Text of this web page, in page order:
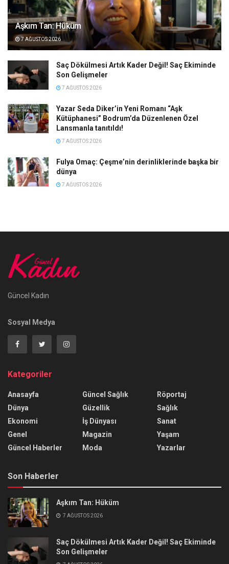
Aşkım Tan: Hüküm
7 AĞUSTOS 2026
Saç Dökülmesi Artık Kader Değil! Saç Ekiminde
Son Gelişmeler
7 AĞUSTOS 2026
Yazar Seda Diker’in Yeni Romanı “Aşk
Kütüphanesi” Bodrum’da Düzenlenen Özel
Lansmanla tanıtıldı!
7 AĞUSTOS 2026
Fulya Omaç: Çeşme’nin derinliklerinde başka bir
dünya
7 AĞUSTOS 2026
Güncel Kadın
Sosyal Medya
Kategoriler
Anasayfa
Dünya
Ekonomi
Genel
Güncel Haberler
Güncel Sağlık
Güzellik
İş Dünyası
Magazin
Moda
Röportaj
Sağlık
Sanat
Yaşam
Yazarlar
Son Haberler
Aşkım Tan: Hüküm
7 AĞUSTOS 2026
Saç Dökülmesi Artık Kader Değil! Saç Ekiminde
Son Gelişmeler